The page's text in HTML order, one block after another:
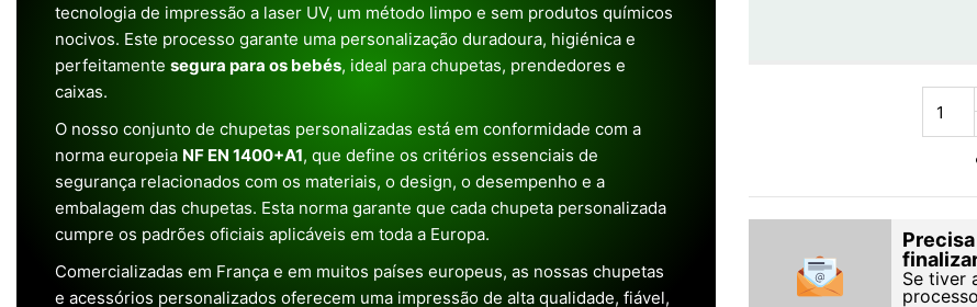
tecnologia de impressão a laser UV, um método limpo e sem produtos químicos
nocivos. Este processo garante uma personalização duradoura, higiénica e
perfeitamente segura para os bebés, ideal para chupetas, prendedores e
caixas.
O nosso conjunto de chupetas personalizadas está em conformidade com a
norma europeia NF EN 1400+A1, que define os critérios essenciais de
segurança relacionados com os materiais, o design, o desempenho e a
embalagem das chupetas. Esta norma garante que cada chupeta personalizada
cumpre os padrões oficiais aplicáveis em toda a Europa.
Comercializadas em França e em muitos países europeus, as nossas chupetas
e acessórios personalizados oferecem uma impressão de alta qualidade, fiável,
Se tiver